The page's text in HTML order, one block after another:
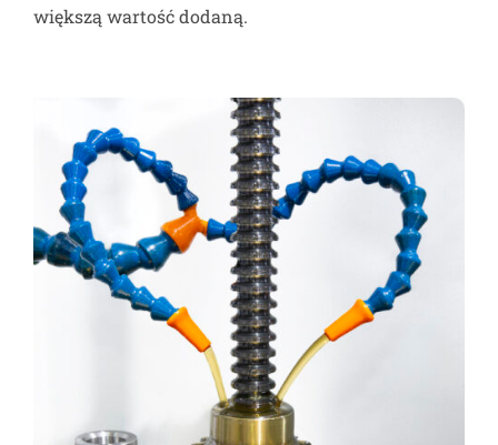
większą wartość dodaną.